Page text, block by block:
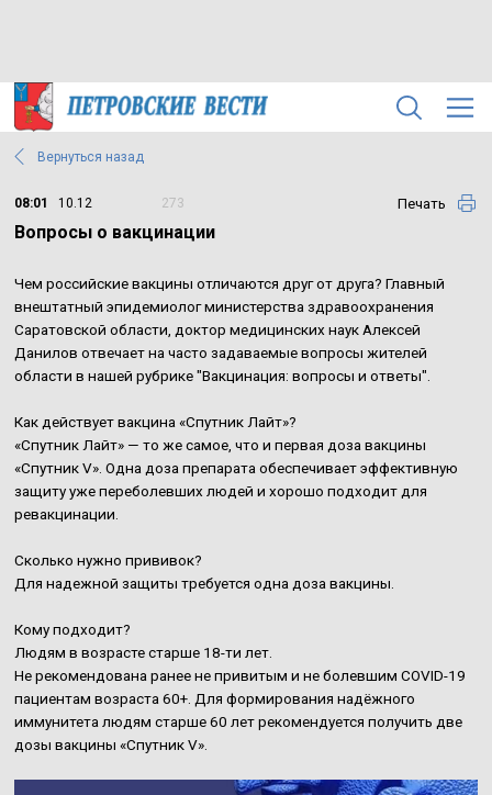
Вернуться назад
08:01 10.12 273 Печать
Вопросы о вакцинации
Чем российские вакцины отличаются друг от друга? Главный
внештатный эпидемиолог министерства здравоохранения
Саратовской области, доктор медицинских наук Алексей
Данилов отвечает на часто задаваемые вопросы жителей
области в нашей рубрике "Вакцинация: вопросы и ответы".
Как действует вакцина «Спутник Лайт»?
«Спутник Лайт» — то же самое, что и первая доза вакцины
«Спутник V». Одна доза препарата обеспечивает эффективную
защиту уже переболевших людей и хорошо подходит для
ревакцинации.
Сколько нужно прививок?
Для надежной защиты требуется одна доза вакцины.
Кому подходит?
Людям в возрасте старше 18-ти лет.
Не рекомендована ранее не привитым и не болевшим COVID-19
пациентам возраста 60+. Для формирования надёжного
иммунитета людям старше 60 лет рекомендуется получить две
дозы вакцины «Спутник V».